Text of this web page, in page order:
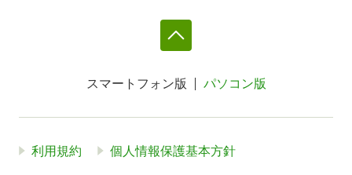
スマートフォン版 パソコン版
利用規約 個人情報保護基本方針